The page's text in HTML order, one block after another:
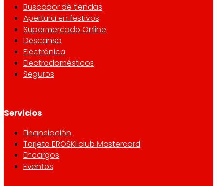
Buscador de tiendas
Apertura en festivos
Supermercado Online
Descanso
Electrónica
Electrodomésticos
Seguros
Servicios
Financiación
Tarjeta EROSKI club Mastercard
Encargos
Eventos